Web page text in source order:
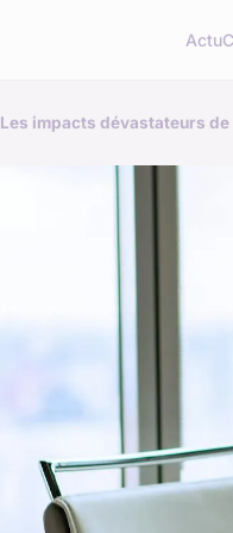
Actu
Les impacts dévastateurs